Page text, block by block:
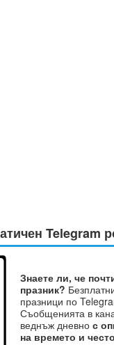
Telegram
Знаете ли, че
празник?
празници по
Съобщенията в
веднъж дневно с
на времето и